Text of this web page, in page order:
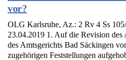
vor?
OLG Karlsruhe, Az.: 2 Rv 4 Ss
23.04.2019 1. Auf die Revision
des Amtsgerichts Bad Säckingen
zugehörigen Feststellungen